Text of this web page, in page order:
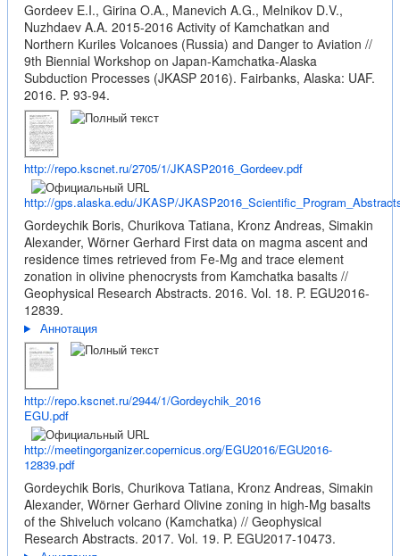
Gordeev E.I., Girina O.A., Manevich A.G., Melnikov D.V.,
Nuzhdaev A.A. 2015-2016 Activity of Kamchatkan and
Northern Kuriles Volcanoes (Russia) and Danger to Aviation //
9th Biennial Workshop on Japan-Kamchatka-Alaska
Subduction Processes (JKASP 2016). Fairbanks, Alaska: UAF.
2016. P. 93-94.
http://repo.kscnet.ru/2705/1/JKASP2016_Gordeev.pdf
http://gps.alaska.edu/JKASP/
Gordeychik Boris, Churikova Tatiana, Kronz Andreas, Simakin
Alexander, Wörner Gerhard First data on magma ascent and
residence times retrieved from Fe-Mg and trace element
zonation in olivine phenocrysts from Kamchatka basalts //
Geophysical Research Abstracts. 2016. Vol. 18. P. EGU2016-
12839.
Аннотация
http://repo.kscnet.ru/2944/1/Gordeychik_2016
EGU.pdf
http://meetingorganizer.copernicus.org/EGU2016/EGU2016-
12839.pdf
Gordeychik Boris, Churikova Tatiana, Kronz Andreas, Simakin
Alexander, Wörner Gerhard Olivine zoning in high-Mg basalts
of the Shiveluch volcano (Kamchatka) // Geophysical
Research Abstracts. 2017. Vol. 19. P. EGU2017-10473.